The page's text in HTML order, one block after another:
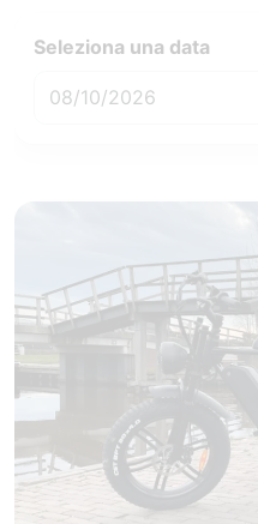
Seleziona una data